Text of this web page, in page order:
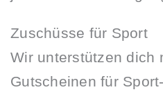
Zuschüsse für Sport
Wir unterstützen dich
Gutscheinen für